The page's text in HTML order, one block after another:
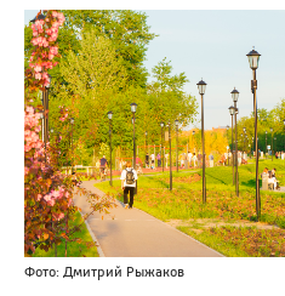
Фото: Дмитрий Рыжаков